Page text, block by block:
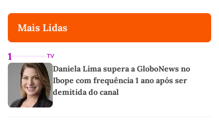
Mais Lidas
1 TV
Daniela Lima supera a GloboNews no
Ibope com frequência 1 ano após ser
demitida do canal